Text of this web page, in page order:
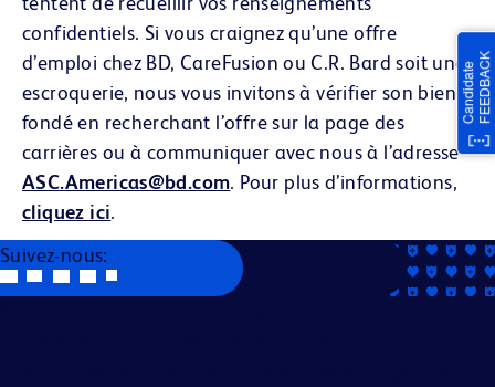
confidentiels. Si vous craignez qu’une offre
d’emploi chez BD, CareFusion ou C.R. Bard soit une
escroquerie, nous vous invitons à vérifier son bien-
fondé en recherchant l’offre sur la page des
carrières ou à communiquer avec nous à l’adresse
ASC.Americas@bd.com. Pour plus d’informations,
cliquez ici.
Suivez-nous: